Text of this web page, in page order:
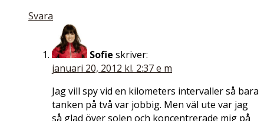
Svara
Sofie skriver:
januari 20, 2012 kl. 2:37 e m
Jag vill spy vid en kilometers intervaller så bara
tanken på två var jobbig. Men väl ute var jag
så glad över solen och koncentrerade mig på